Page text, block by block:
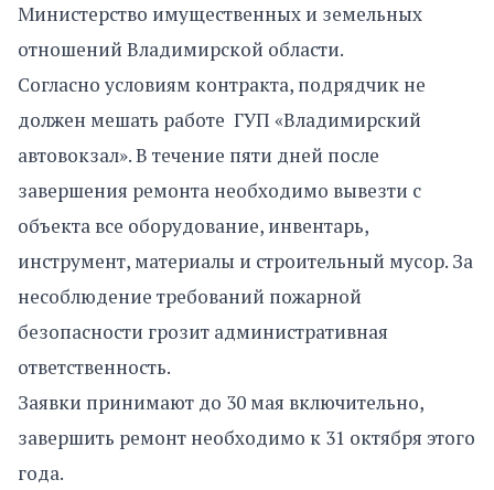
Министерство имущественных и земельных
отношений Владимирской области.
Согласно условиям контракта, подрядчик не
должен мешать работе ГУП «Владимирский
автовокзал». В течение пяти дней после
завершения ремонта необходимо вывезти с
объекта все оборудование, инвентарь,
инструмент, материалы и строительный мусор. За
несоблюдение требований пожарной
безопасности грозит административная
ответственность.
Заявки принимают до 30 мая включительно,
завершить ремонт необходимо к 31 октября этого
года.